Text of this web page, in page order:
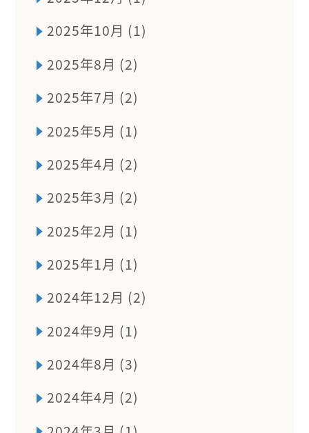
2025年10月 (1)
2025年8月 (2)
2025年7月 (2)
2025年5月 (1)
2025年4月 (2)
2025年3月 (2)
2025年2月 (1)
2025年1月 (1)
2024年12月 (2)
2024年9月 (1)
2024年8月 (3)
2024年4月 (2)